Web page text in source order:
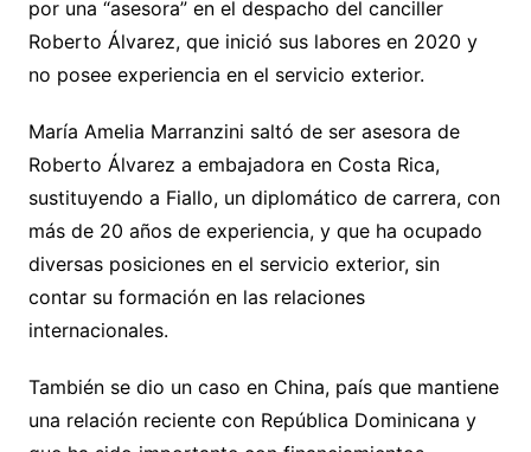
por una “asesora” en el despacho del canciller
Roberto Álvarez, que inició sus labores en 2020 y
no posee experiencia en el servicio exterior.
María Amelia Marranzini saltó de ser asesora de
Roberto Álvarez a embajadora en Costa Rica,
sustituyendo a Fiallo, un diplomático de carrera, con
más de 20 años de experiencia, y que ha ocupado
diversas posiciones en el servicio exterior, sin
contar su formación en las relaciones
internacionales.
También se dio un caso en China, país que mantiene
una relación reciente con República Dominicana y